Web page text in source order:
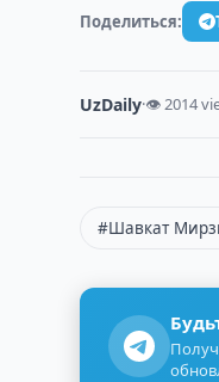
Поделиться:
UzDaily·👁 2014
#Шавкат